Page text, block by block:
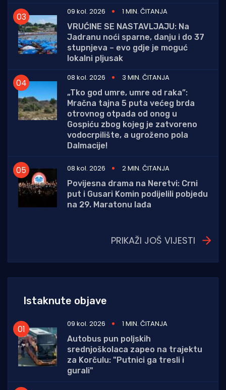
09 kol. 2026
1 MIN. ČITANJA
VRUĆINE SE NASTAVLJAJU: Na
Jadranu noći sparne, danju i do 37
stupnjeva – evo gdje je moguć
lokalni pljusak
08 kol. 2026
3 MIN. ČITANJA
„Tko god umre, umre od raka”:
Mračna tajna 5 puta većeg brda
otrovnog otpada od onog u
Gospiću zbog kojeg je zatvoreno
vodocrpilište, a ugroženo pola
Dalmacije!
08 kol. 2026
2 MIN. ČITANJA
Povijesna drama na Neretvi: Crni
put i Gusari Komin podijelili pobjedu
na 29. Maratonu lađa
PRIKAŽI JOŠ VIJESTI
Istaknute objave
09 kol. 2026
1 MIN. ČITANJA
Autobus pun poljskih
srednjoškolaca zapeo na trajektu
za Korčulu: "Putnici ga tresli i
gurali"